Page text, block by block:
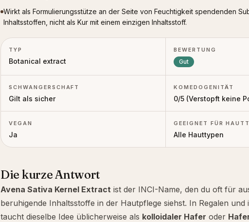
Wirkt als Formulierungsstütze an der Seite von Feuchtigkeit spendenden
Inhaltsstoffen, nicht als Kur mit einem einzigen Inhaltsstoff.
TYP
Botanical extract
BEWERTUNG
Gut
SCHWANGERSCHAFT
Gilt als sicher
KOMEDOGENITÄT
0/5 (Verstopft keine
VEGAN
Ja
GEEIGNET FÜR
Alle Hauttypen
Die kurze Antwort
Avena Sativa Kernel Extract ist der INCI-Name, den du oft für
beruhigende Inhaltsstoffe in der Hautpflege siehst. In Regalen und
taucht dieselbe Idee üblicherweise als kolloidaler Hafer oder